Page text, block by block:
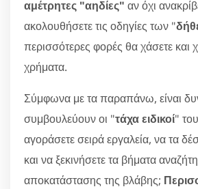
αμέτρητες "αηδίες" αν όχι
ακολουθήσετε τις οδηγίες των "
περισσότερες φορές θα χάσετε και
χρήματα.
Σύμφωνα με τα παραπάνω, είναι
συμβουλεύουν οι "τάχα ειδικοί"
αγοράσετε σειρά εργαλεία, να τα
και να ξεκινήσετε τα βήματα
αποκατάστασης της βλάβης;